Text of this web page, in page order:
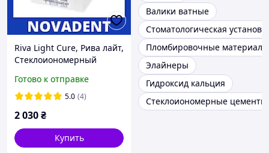
Riva Light Cure, Рива лайт,
Стеклоиономерный
Готово к отправке
5.0 (4)
2 030₴
Купить
Валики ватные
Стоматологическая
Пломбировочные материалы
Элайнеры
Гидроксид кальция
Стеклоиономерные цементы